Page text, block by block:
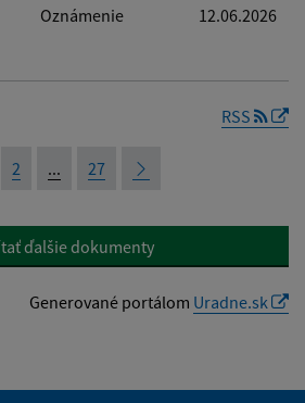
Oznámenie 12.06.2026
RSS
2 ... 27
ďalšie dokumenty
Generované portálom Uradne.sk